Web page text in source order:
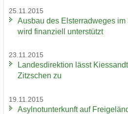
25.11.2015
Aus­bau des Els­ter­rad­we­ges
wird fi­nan­zi­ell un­ter­stützt
23.11.2015
Lan­des­di­rek­ti­on lässt
Zitz­schen zu
19.11.2015
Asyl­not­un­ter­kunft auf